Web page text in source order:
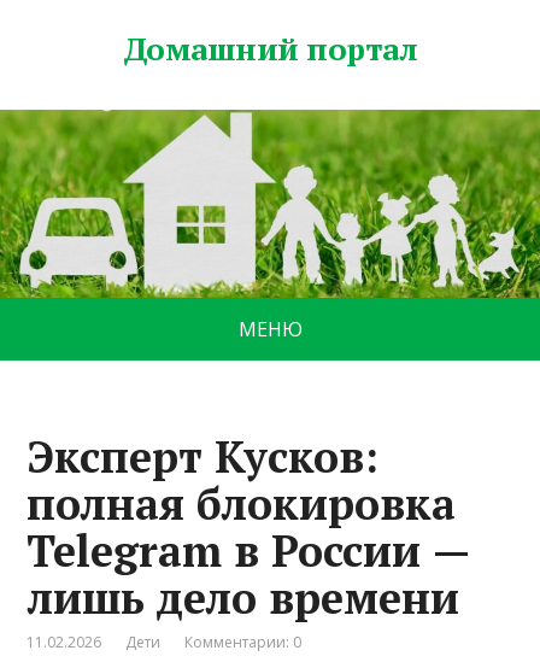
Домашний портал
МЕНЮ
Эксперт Кусков:
полная блокировка
Telegram в России —
лишь дело времени
11.02.2026 Дети Комментарии: 0